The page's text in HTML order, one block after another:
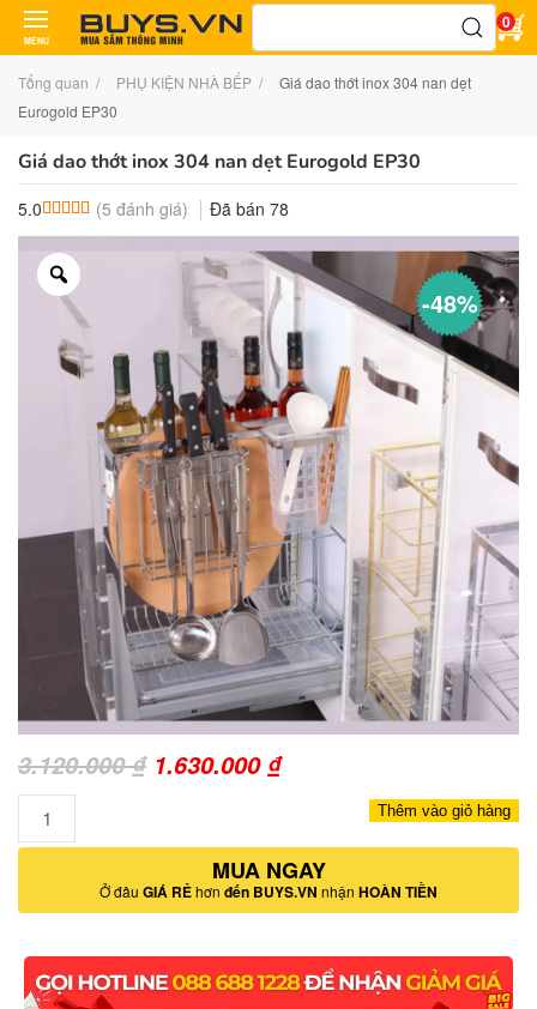
MENU
Tìm
0
Tổng quan PHỤ KIỆN NHÀ BẾP
Giá dao thớt inox 304 nan dẹt
Eurogold EP30
Giá dao thớt inox 304 nan dẹt Eurogold EP30
5.0 5.0 trên 5 dựa trên
5 đánh giá
(5 đánh giá) Đã bán 78
-48%
3.120.000₫ Giá
3.120.000 ₫.
1.630.000 ₫Giá
là:
1.630.000 ₫.
lượng
Thêm vào giỏ hàng
MUA NGAY
Ở đâu GIÁ RẺhơn đến BUYS.VN nhận HOÀN TIỀN